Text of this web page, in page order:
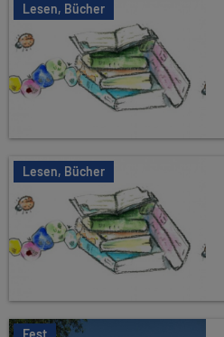
Lesen, Bücher
Lesen, Bücher